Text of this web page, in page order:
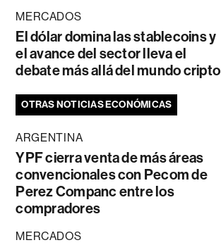
MERCADOS
El dólar domina las stablecoins y
el avance del sector lleva el
debate más allá del mundo cripto
OTRAS NOTICIAS ECONÓMICAS
ARGENTINA
YPF cierra venta de más áreas
convencionales con Pecom de
Perez Companc entre los
compradores
MERCADOS